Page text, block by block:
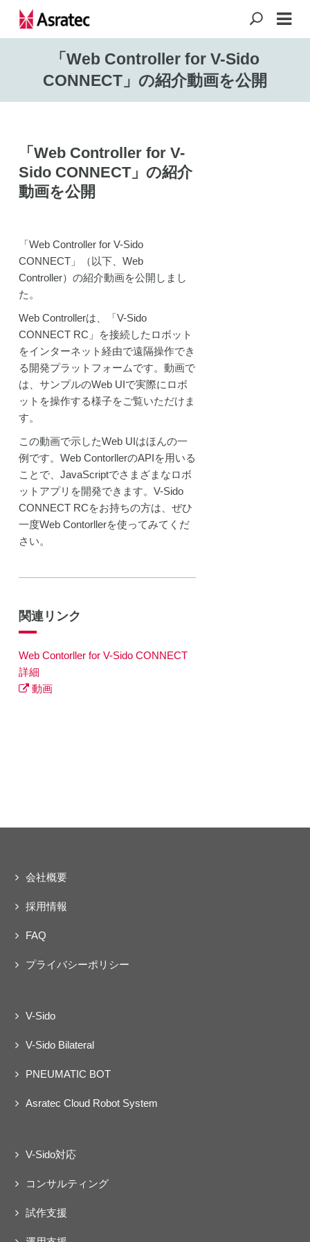
「Web Controller for V-Sido
CONNECT」の紹介動画を公開
「 Web Controller for V-
Sido CONNECT」の紹介
動画を公開
「Web Controller for V-Sido
CONNECT」（以下、 Web
Controller）の紹介動画を公開しまし
た。
Web Controllerは、「V-Sido
CONNECT RC 」を接続したロボット
をインターネット経由で遠隔操作でき
る開発プラットフォームです。動画で
は、サンプルのWeb UIで実際にロボ
ットを操作する様子をご覧いただけま
す。
この動画で示したWeb UIはほんの一
例です。 Web ContorllerのAPIを用いる
ことで、 JavaScriptでさまざまなロボ
ットアプリを開発できます。 V-Sido
CONNECT RCをお持ちの方は、ぜひ
一度Web Contorllerを使ってみてくだ
さい。
関連リンク
Web Contorller for V-Sido CONNECT
詳細
動画
会社概要
採用情報
FAQ
プライバシーポリシー
V-Sido
V-Sido Bilateral
PNEUMATIC BOT
Asratec Cloud Robot System
V-Sido対応
コンサルティング
試作支援